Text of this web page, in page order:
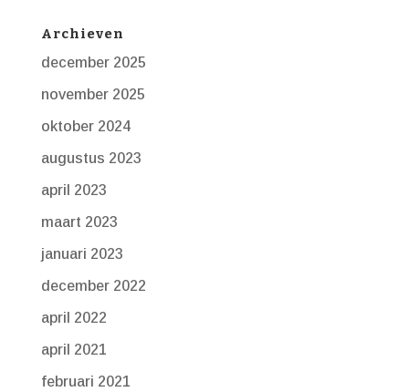
Archieven
december 2025
november 2025
oktober 2024
augustus 2023
april 2023
maart 2023
januari 2023
december 2022
april 2022
april 2021
februari 2021